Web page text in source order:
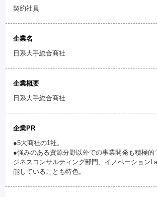
契約社員
企業名
日系大手総合商社
企業概要
日系大手総合商社
企業PR
●5大商社の1社。
●強みのある資源分野以外での事業開発も積極的
ジネスコンサルティング部門、イノベーション
能していることも特色。